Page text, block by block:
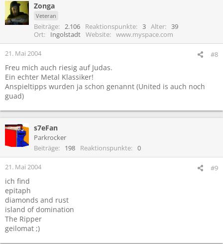
Zonga
Veteran
Beiträge 2.106 Reaktionspunkte 3 Alter
39
Ort
Ingolstadt Website www.myspace.com
21. Mai 2004 #8
Freu mich auch riesig auf Judas.
Ein echter Metal Klassiker!
Anspieltipps wurden ja schon genannt (United is auch noch
guad)
s7eFan
Parkrocker
Beiträge
198 Reaktionspunkte 0
21. Mai 2004 #9
ich find
epitaph
diamonds and rust
island of domination
The Ripper
geilomat ;)